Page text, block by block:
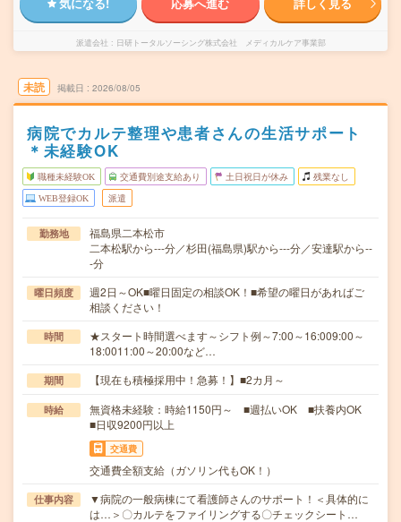
派遣会社 日研トータルソーシング株式会社 メディカルケア事業部
未読 掲載日 2026/08/05
病院でカルテ整理や患者さんの生活サポート
＊未経験OK
職種未経験OK 交通費別途支給あり 土日祝日が休み 残業なし
WEB登録OK 派遣
勤務地
福島県二本松市
二本松駅から---分／杉田(福島県)駅から---分／安達駅から--
-分
曜日頻度
週2日～OK■曜日固定の相談OK！■希望の曜日があればご
相談ください！
時間
★スタート時間選べます～シフト例～7:00～16:009:00～
18:0011:00～20:00など…
期間 【現在も積極採用中！急募！】■2カ月～
時給
無資格未経験：時給1150円～ ■週払いOK ■扶養内OK
■日収9200円以上
交通費
交通費全額支給（ガソリン代もOK！）
仕事内容
▼病院の一般病棟にて看護師さんのサポート！＜具体的に
は…＞〇カルテをファイリングする〇チェックシート…